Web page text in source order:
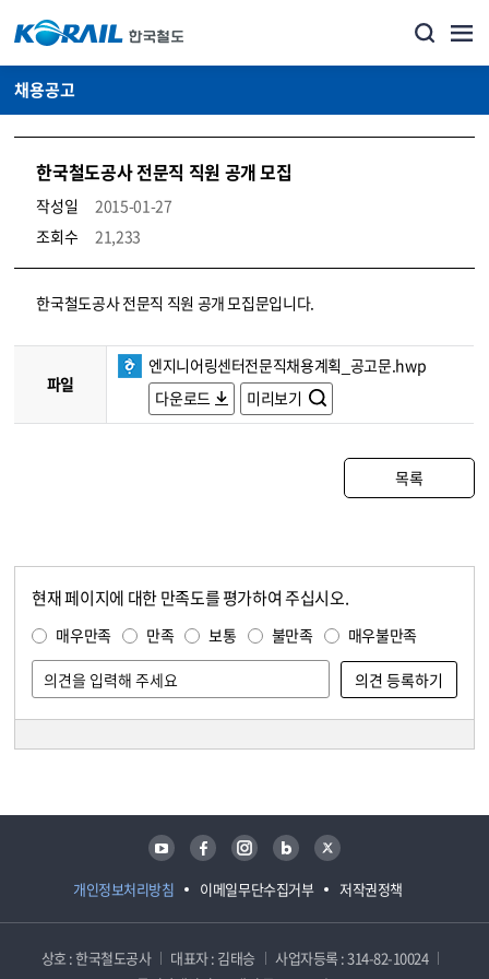
채용공고
한국철도공사 전문직 직원 공개 모집
작성일
2015-01-27
조회수
21,233
코레일소개_경영공시_채용공고 상세보기 – 내용, 파일, 담당자 연락처로 구성
한국철도공사 전문직 직원 공개 모집문입니다.
파일
엔지니어링센터전문직채용계획_공고문.hwp
다운로드
미리보기
목록
현재 페이지에 대한 만족도를 평가하여 주십시오.
매우만족 만족 보통 불만족 매우불만족
개인정보처리방침 이메일무단수집거부 저작권정책
유튜브 페이스북 인스타그램 블로그 트위터
상호 : 한국철도공사 대표자 : 김태승
사업자등록 : 314-82-10024